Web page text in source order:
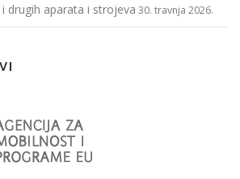
drugih aparata i strojeva 30. travnja 2026.